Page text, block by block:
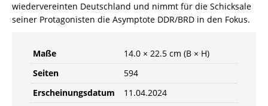
wiedervereinten Deutschland und nimmt für die Schicksale
seiner Protagonisten die Asymptote DDR/BRD in den Fokus.
Maße
14.0 × 22.5 cm (B × H)
Seiten
594
Erscheinungsdatum
11.04.2024